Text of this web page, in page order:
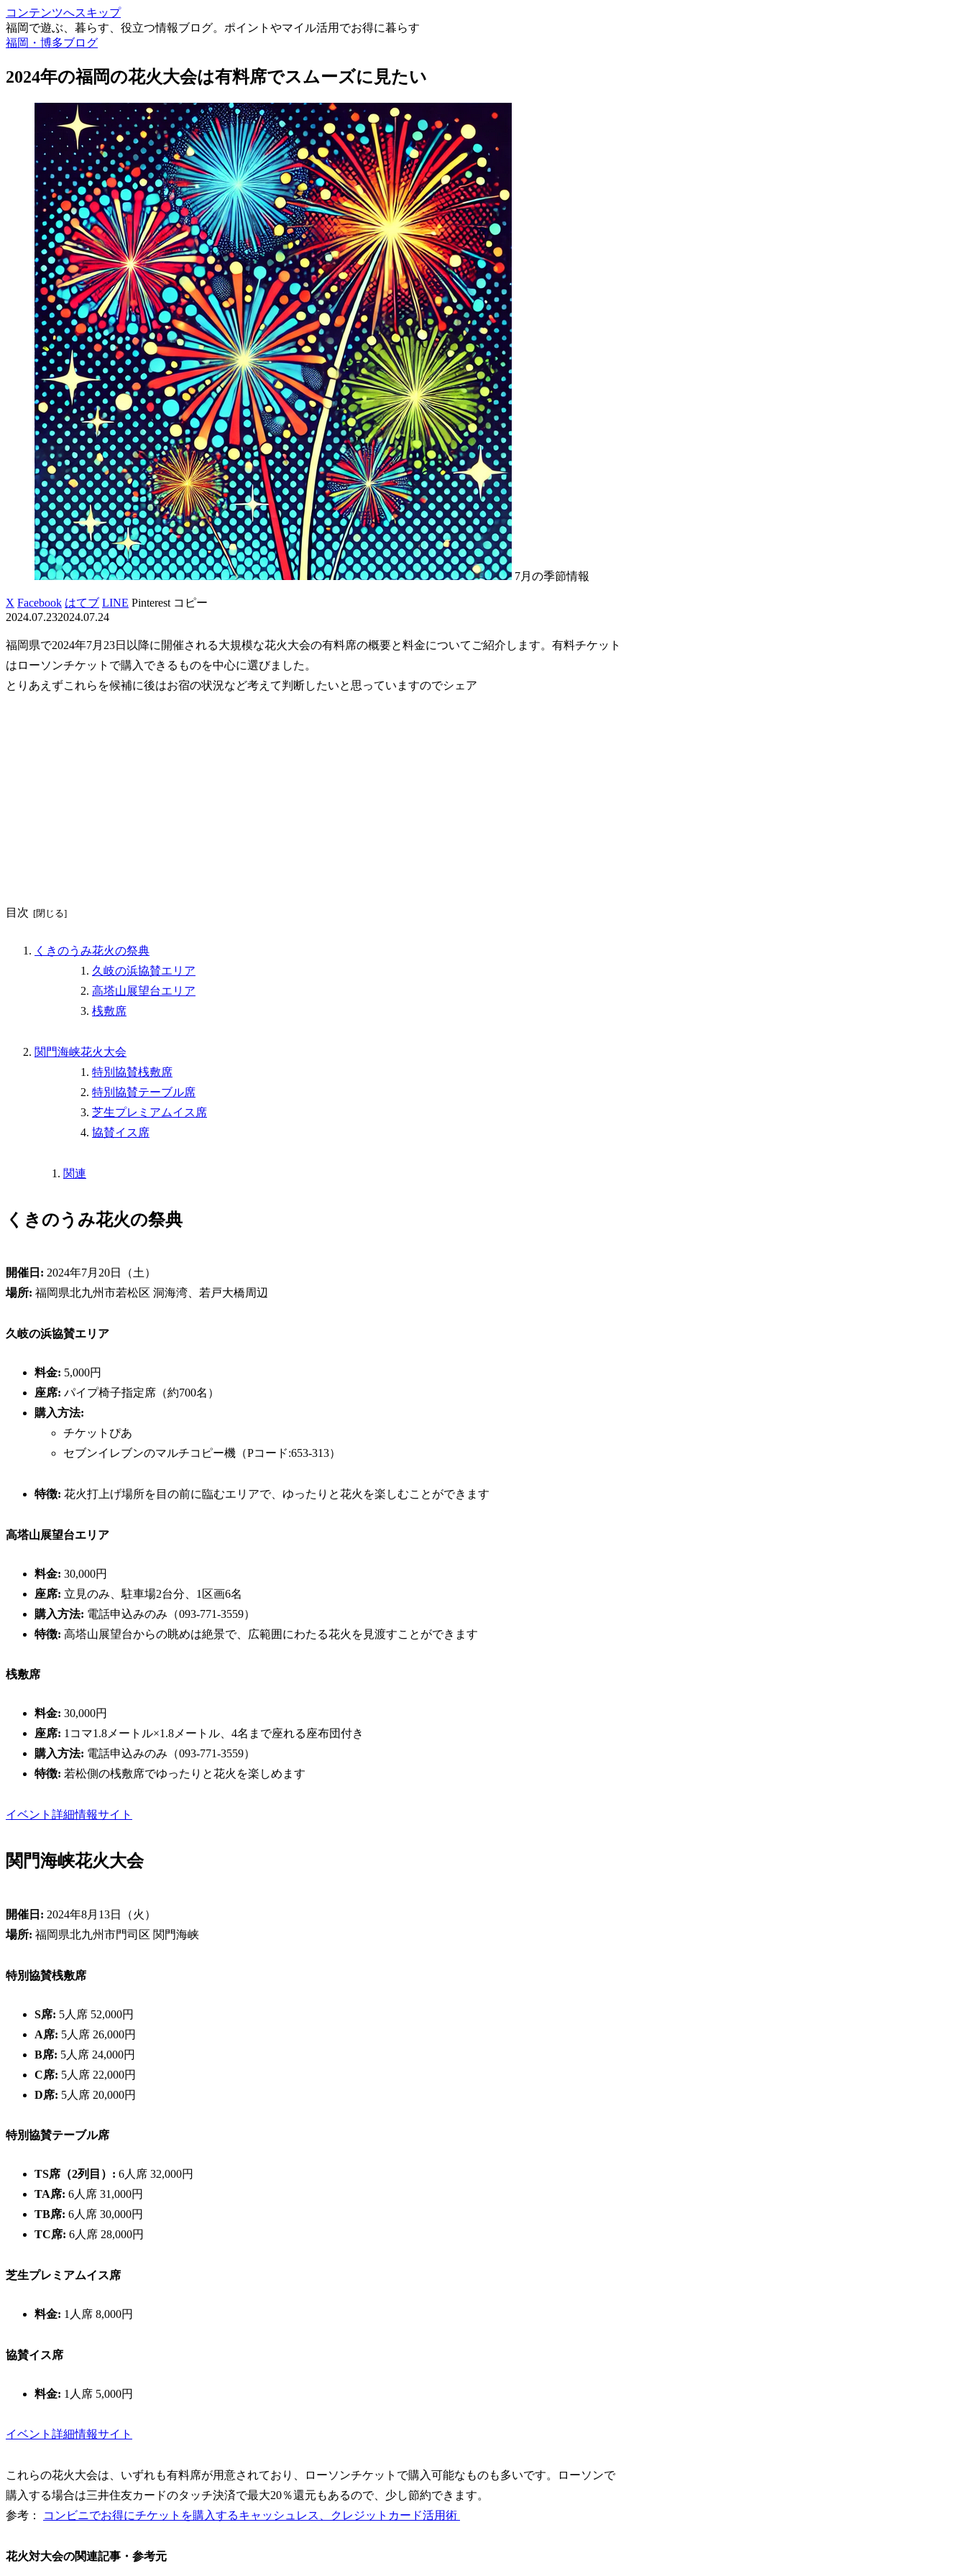
コンテンツへスキップ
福岡で遊ぶ、暮らす、役立つ情報ブログ。ポイントやマイル活用でお得に暮らす
福岡・博多ブログ
2024年の福岡の花火大会は有料席でスムーズに見たい
7月の季節情報
X Facebook はてブ LINE Pinterest コピー
2024.07.232024.07.24
福岡県で2024年7月23日以降に開催される大規模な花火大会の有料席の概要と料金についてご紹介します。有料チケット
はローソンチケットで購入できるものを中心に選びました。
とりあえずこれらを候補に後はお宿の状況など考えて判断したいと思っていますのでシェア
目次
くきのうみ花火の祭典
久岐の浜協賛エリア
高塔山展望台エリア
桟敷席
関門海峡花火大会
特別協賛桟敷席
特別協賛テーブル席
芝生プレミアムイス席
協賛イス席
関連
くきのうみ花火の祭典
開催日: 2024年7月20日（土）
場所: 福岡県北九州市若松区 洞海湾、若戸大橋周辺
久岐の浜協賛エリア
料金: 5,000円
座席: パイプ椅子指定席（約700名）
購入方法:
チケットぴあ
セブンイレブンのマルチコピー機（Pコード:653-313）
特徴: 花火打上げ場所を目の前に臨むエリアで、ゆったりと花火を楽しむことができます
高塔山展望台エリア
料金: 30,000円
座席: 立見のみ、駐車場2台分、1区画6名
購入方法: 電話申込みのみ（093-771-3559）
特徴: 高塔山展望台からの眺めは絶景で、広範囲にわたる花火を見渡すことができます
桟敷席
料金: 30,000円
座席: 1コマ1.8メートル×1.8メートル、4名まで座れる座布団付き
購入方法: 電話申込みのみ（093-771-3559）
特徴: 若松側の桟敷席でゆったりと花火を楽しめます
イベント詳細情報サイト
関門海峡花火大会
開催日: 2024年8月13日（火）
場所: 福岡県北九州市門司区 関門海峡
特別協賛桟敷席
S席: 5人席 52,000円
A席: 5人席 26,000円
B席: 5人席 24,000円
C席: 5人席 22,000円
D席: 5人席 20,000円
特別協賛テーブル席
TS席（2列目）: 6人席 32,000円
TA席: 6人席 31,000円
TB席: 6人席 30,000円
TC席: 6人席 28,000円
芝生プレミアムイス席
料金: 1人席 8,000円
協賛イス席
料金: 1人席 5,000円
イベント詳細情報サイト
これらの花火大会は、いずれも有料席が用意されており、ローソンチケットで購入可能なものも多いです。ローソンで
購入する場合は三井住友カードのタッチ決済で最大20％還元もあるので、少し節約できます。
参考：
コンビニでお得にチケットを購入するキャッシュレス、クレジットカード活用術
花火対大会の関連記事・参考元